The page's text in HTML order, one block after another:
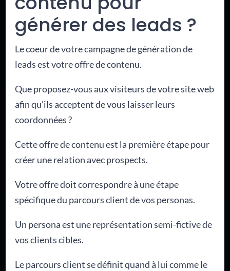
générer des leads ?
Le coeur de votre campagne de génération de
leads est votre offre de contenu.
Que proposez-vous aux visiteurs de votre site web
afin qu’ils acceptent de vous laisser leurs
coordonnées ?
Cette offre de contenu est la première étape pour
créer une relation avec prospects.
Votre offre doit correspondre à une étape
spécifique du parcours client de vos personas.
Un persona est une représentation semi-fictive de
vos clients cibles.
Le parcours client se définit quand à lui comme le